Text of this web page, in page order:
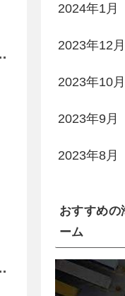
2024年1月
2023年12月
2023年10月
2023年9月
2023年8月
おすすめの
ーム